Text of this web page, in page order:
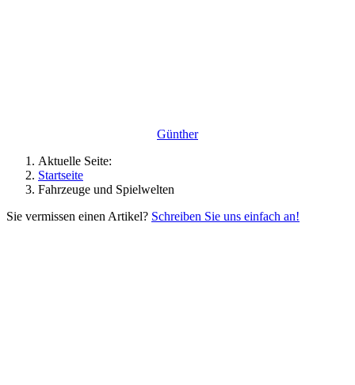
Günther
Aktuelle Seite:
Startseite
Fahrzeuge und Spielwelten
Sie vermissen einen Artikel? Schreiben Sie uns einfach an!